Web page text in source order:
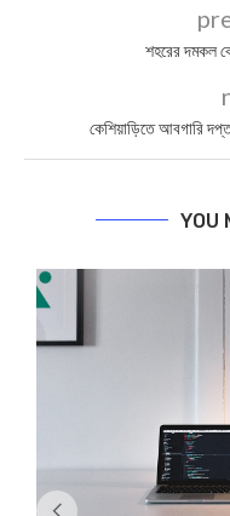
শহরের দমকল
কেশিয়াড়িতে আবগারি
YOU